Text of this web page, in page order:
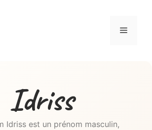
Menu
Idriss
Idriss est un prénom masculin,